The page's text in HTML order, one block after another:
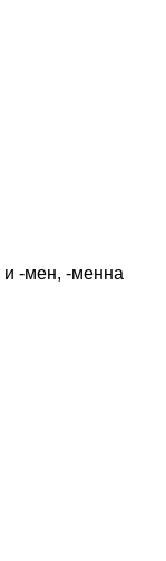
и -мен, -менна